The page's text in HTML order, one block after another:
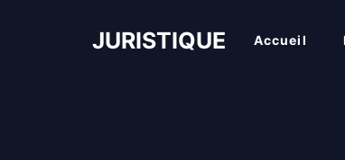
JURISTIQUE Accueil